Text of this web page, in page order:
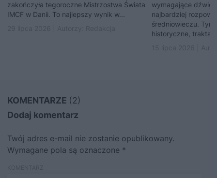
zakończyła tegoroczne Mistrzostwa Świata
IMCF w Danii. To najlepszy wynik w...
wymagające
najbardziej
średniowieczu.
historyczne,
KOMENTARZE (2)
Dodaj komentarz
Twój adres e-mail nie zostanie opublikowany.
Wymagane pola są oznaczone *